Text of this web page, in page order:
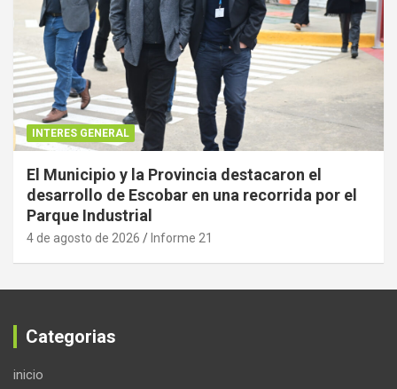
INTERES GENERAL
El Municipio y la Provincia destacaron el
desarrollo de Escobar en una recorrida por el
Parque Industrial
4 de agosto de 2026 Informe 21
Categorias
inicio